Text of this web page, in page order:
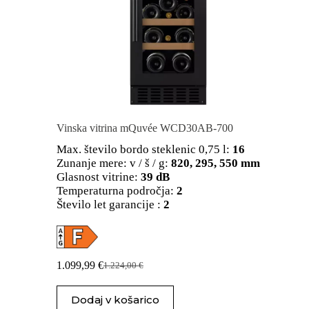
Vinska vitrina mQuvée WCD30AB-700
Max. število bordo steklenic 0,75 l: 16
Zunanje mere: v / š / g: 820, 295, 550 mm
Glasnost vitrine: 39 dB
Temperaturna področja: 2
Število let garancije : 2
1.224,00€
Izvirna
cena
je
1.099,99 €
Trenutna
cena
je:
Dodaj v košarico